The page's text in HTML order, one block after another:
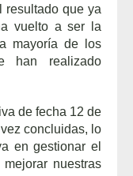
resultado que ya
vuelto a ser la
mayoría de los
han realizado
de fecha 12 de
concluidas, lo
en gestionar el
nuestras